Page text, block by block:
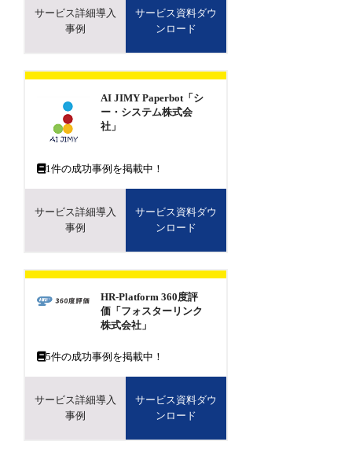
サービス詳細導入
事例
サービス資料ダウ
ンロード
AI JIMY Paperbot「シ
ー・システム株式会
社」
1件の成功事例を掲載中！
サービス詳細導入
事例
サービス資料ダウ
ンロード
HR-Platform 360度評
価「フォスターリンク
株式会社」
5件の成功事例を掲載中！
サービス詳細導入
事例
サービス資料ダウ
ンロード